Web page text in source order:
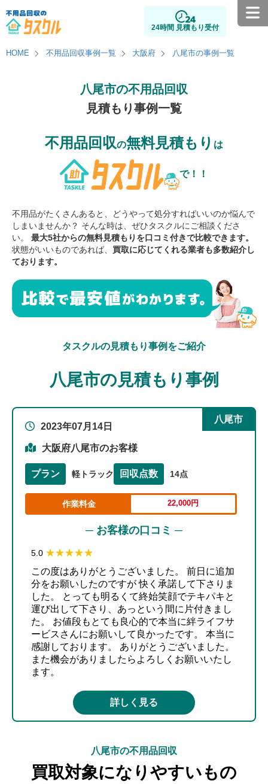
24時間 見積もり受付
HOME 不用品回収事例一覧 大阪府 八尾市の事例一覧
八尾市の不用品回収
見積もり事例一覧
不用品回収の無料見積もり は
で！！
不用品がたくさんあると、どうやって処分すればいいのか悩んで
しまいませんか？ そんな時は、ぜひタスクルにご相談くださ
い。 最大5社からの無料見積もりを口コミ付きで比較できます。
状態がいいものであれば、 買取に応じてくれる業者も多数紹介し
ております。
タスクルの見積もり事例をご紹介
八尾市の見積もり事例
八尾市
2023年07月14日
大阪府八尾市のお客様
プラン 軽トラック 回収点数 14点
作業料金 22,000円
─ お客様の口コミ ─
5.0 ★★★★★
★★★★★
この度はありがとうございました。 前日に追加
分をお願いしたのですが 快く承諾して下さりま
した。 とっても明るくて終始笑顔でテキパキと
運び出して下さり、あっという間に片付きまし
た。 お値段もとても良心的で本当に絆ライフサ
ービスさんにお願いして良かったです。 本当に
感謝しております。 ありがとうございました。
また機会がありましたらよろしくお願いいたし
ます。
詳しく見る
八尾市の不用品回収
買取対象になりやすいもの